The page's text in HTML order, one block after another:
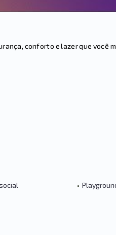
conforto e lazer que você
•